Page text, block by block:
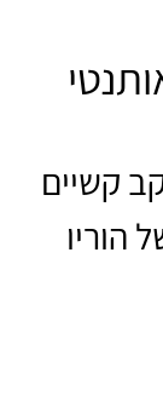
קשיים
הוריו